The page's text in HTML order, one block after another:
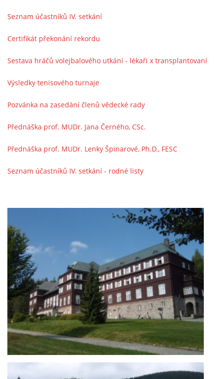
Seznam účastníků IV. setkání
Certifikát překonání rekordu
Sestava hráčů volejbalového utkání - lékaři x transplantovaní
Výsledky tenisového turnaje
Pozvánka na zasedání členů vědecké rady
Přednáška prof. MUDr. Jana Černého, CSc.
Přednáška prof. MUDr. Lenky Špinarové, Ph.D., FESC
Seznam účastníků IV. setkání - rodné listy